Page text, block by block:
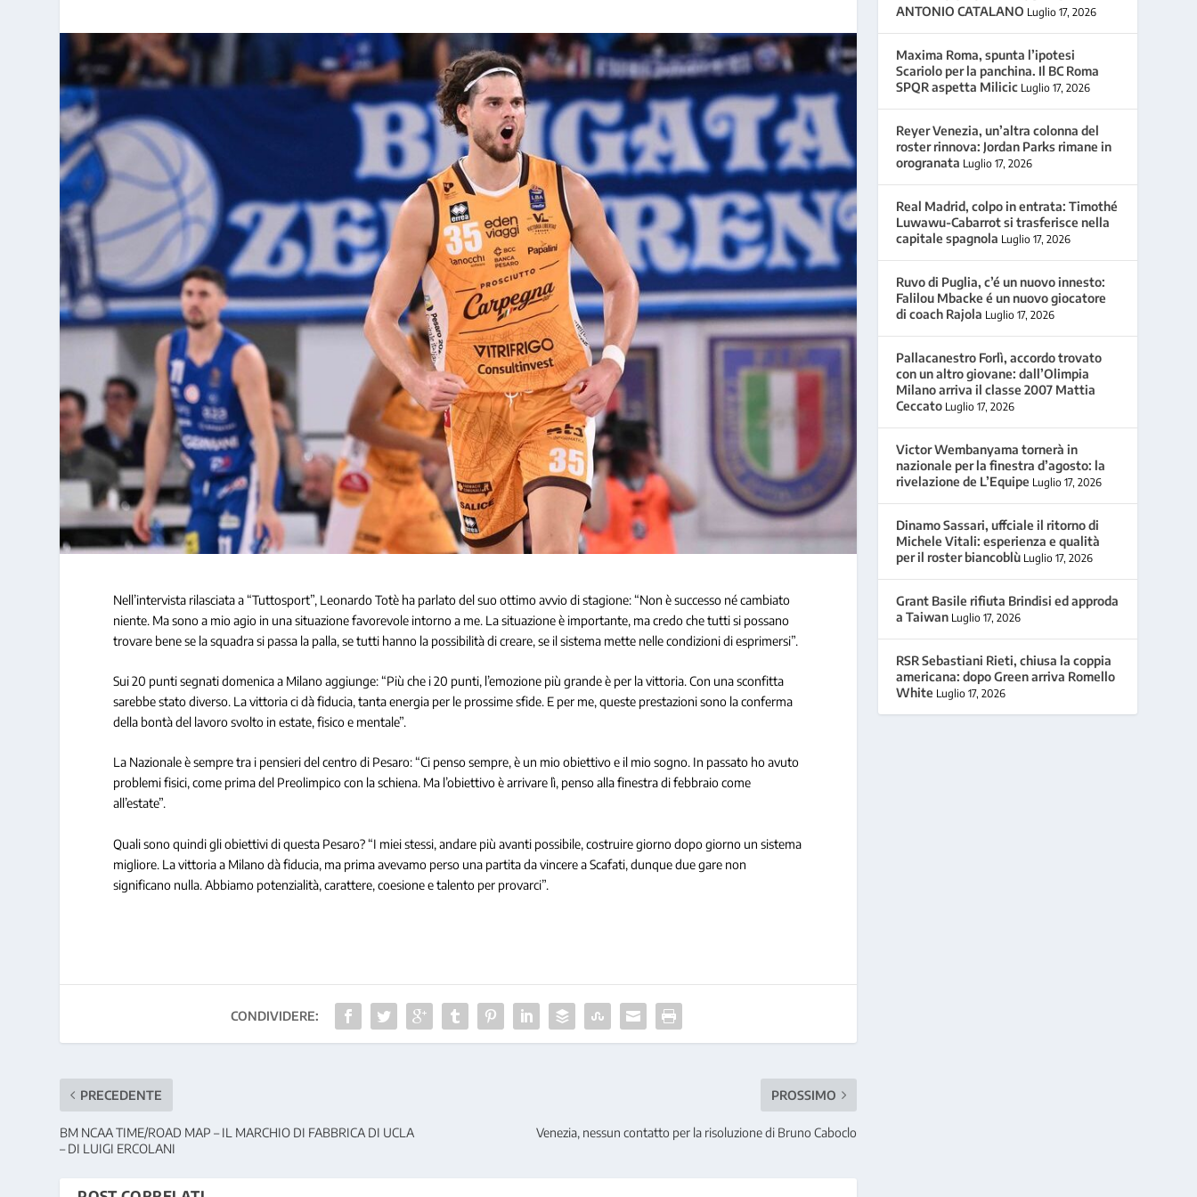
Nell’intervista rilasciata a “Tuttosport”, Leonardo Totè ha parlato del suo ottimo avvio di stagione: “Non è successo né cambiato
niente. Ma sono a mio agio in una situazione favorevole intorno a me. La situazione è importante, ma credo che tutti si possano
trovare bene se la squadra si passa la palla, se tutti hanno la possibilità di creare, se il sistema mette nelle condizioni di esprimersi”.
Sui 20 punti segnati domenica a Milano aggiunge: “Più che i 20 punti, l’emozione più grande è per la vittoria. Con una sconfitta
sarebbe stato diverso. La vittoria ci dà fiducia, tanta energia per le prossime sfide. E per me, queste prestazioni sono la conferma
della bontà del lavoro svolto in estate, fisico e mentale”.
La Nazionale è sempre tra i pensieri del centro di Pesaro: “Ci penso sempre, è un mio obiettivo e il mio sogno. In passato ho avuto
problemi fisici, come prima del Preolimpico con la schiena. Ma l’obiettivo è arrivare lì, penso alla finestra di febbraio come
all’estate”.
Quali sono quindi gli obiettivi di questa Pesaro? “I miei stessi, andare più avanti possibile, costruire giorno dopo giorno un sistema
migliore. La vittoria a Milano dà fiducia, ma prima avevamo perso una partita da vincere a Scafati, dunque due gare non
significano nulla. Abbiamo potenzialità, carattere, coesione e talento per provarci”.
CONDIVIDERE:
PRECEDENTE
BM NCAA TIME/ROAD MAP – IL MARCHIO DI FABBRICA DI UCLA
– DI LUIGI ERCOLANI
PROSSIMO
Venezia, nessun contatto per la risoluzione di Bruno Caboclo
ANTONIO CATALANO Luglio 17, 2026
Maxima Roma, spunta l’ipotesi
Scariolo per la panchina. Il BC Roma
SPQR aspetta Milicic Luglio 17, 2026
Reyer Venezia, un’altra colonna del
roster rinnova: Jordan Parks rimane in
orogranata Luglio 17, 2026
Real Madrid, colpo in entrata: Timothé
Luwawu-Cabarrot si trasferisce nella
capitale spagnola Luglio 17, 2026
Ruvo di Puglia, c’é un nuovo innesto:
Falilou Mbacke é un nuovo giocatore
di coach Rajola Luglio 17, 2026
Pallacanestro Forlì, accordo trovato
con un altro giovane: dall’Olimpia
Milano arriva il classe 2007 Mattia
Ceccato Luglio 17, 2026
Victor Wembanyama tornerà in
nazionale per la finestra d’agosto: la
rivelazione de L’Equipe Luglio 17, 2026
Dinamo Sassari, uffciale il ritorno di
Michele Vitali: esperienza e qualità
per il roster biancoblù Luglio 17, 2026
Grant Basile rifiuta Brindisi ed approda
a Taiwan Luglio 17, 2026
RSR Sebastiani Rieti, chiusa la coppia
americana: dopo Green arriva Romello
White Luglio 17, 2026